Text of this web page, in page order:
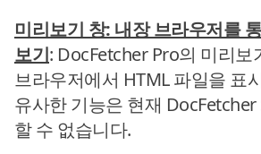
미리보기 창: 내장 브라우저를
보기: DocFetcher Pro의 미리보
브라우저에서 HTML 파일을 표
유사한 기능은 현재
할 수 없습니다.